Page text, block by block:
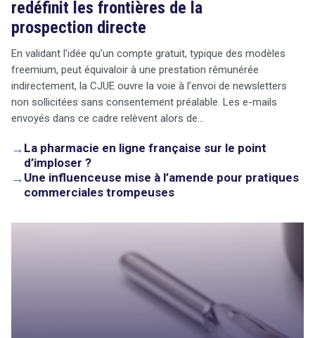
redéfinit les frontières de la
prospection directe
En validant l’idée qu’un compte gratuit, typique des modèles
freemium, peut équivaloir à une prestation rémunérée
indirectement, la CJUE ouvre la voie à l’envoi de newsletters
non sollicitées sans consentement préalable. Les e-mails
envoyés dans ce cadre relèvent alors de…
→ La pharmacie en ligne française sur le point
d’imploser ?
→ Une influenceuse mise à l’amende pour pratiques
commerciales trompeuses